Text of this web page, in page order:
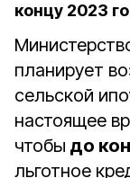
концу 2023
планирует
сельской
настоящее
чтобы до
льготное